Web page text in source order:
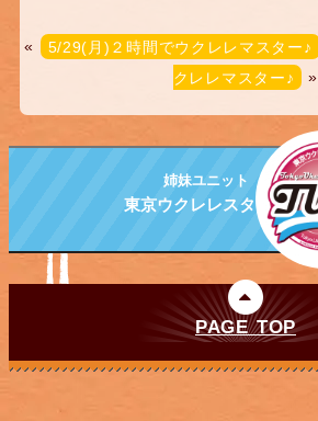
« 5/29(月)２時間でウクレレマスター♪
クレレマスター♪
»
姉妹ユニット
東京ウクレレスターズ
PAGE TOP